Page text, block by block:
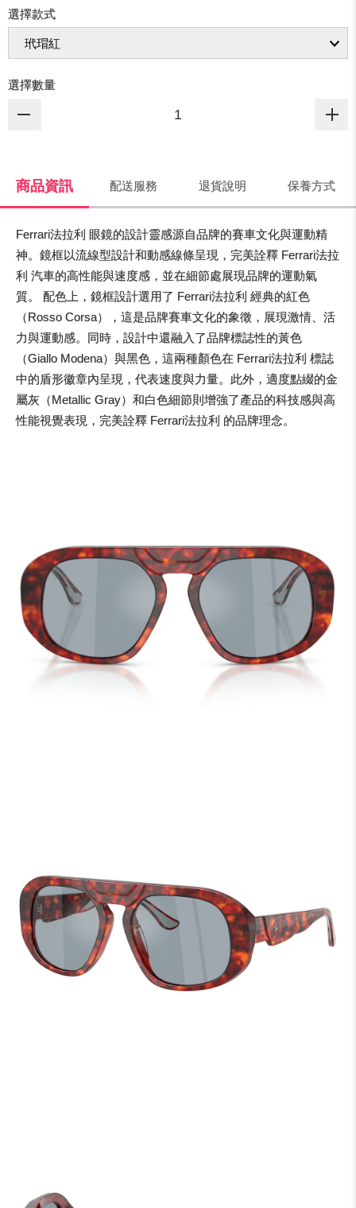
選擇款式
選擇數量
商品資訊 配送服務 退貨說明 保養方式
Ferrari法拉利 眼鏡的設計靈感源自品牌的賽車文化與運動精
神。鏡框以流線型設計和動感線條呈現，完美詮釋 Ferrari法拉
利 汽車的高性能與速度感，並在細節處展現品牌的運動氣
質。 配色上，鏡框設計選用了 Ferrari法拉利 經典的紅色
（Rosso Corsa），這是品牌賽車文化的象徵，展現激情、活
力與運動感。同時，設計中還融入了品牌標誌性的黃色
（Giallo Modena）與黑色，這兩種顏色在 Ferrari法拉利 標誌
中的盾形徽章內呈現，代表速度與力量。此外，適度點綴的金
屬灰（Metallic Gray）和白色細節則增強了產品的科技感與高
性能視覺表現，完美詮釋 Ferrari法拉利 的品牌理念。